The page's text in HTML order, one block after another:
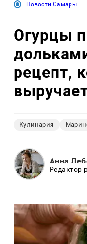
Новости Самары
Огурцы
рецепт,
Кулинария
Анна
Редактор